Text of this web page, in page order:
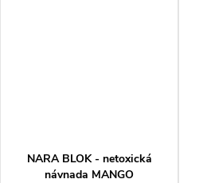
NARA BLOK - netoxická
návnada MANGO